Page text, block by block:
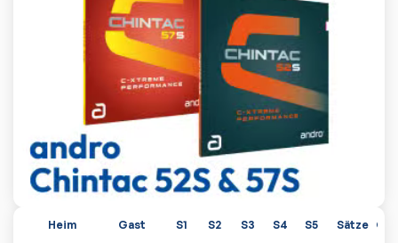
Heim Gast S1 S2 S3 S4 S5 Sätze